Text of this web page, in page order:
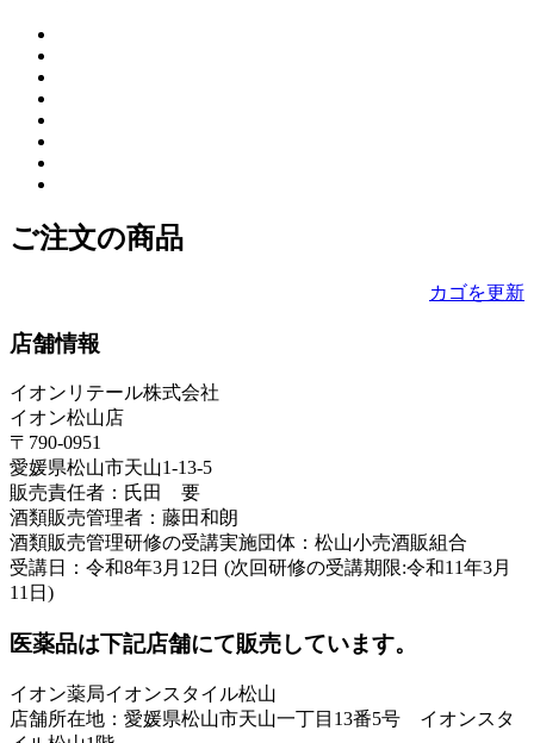
ご注文の商品
カゴを更新
店舗情報
イオンリテール株式会社
イオン松山店
〒790-0951
愛媛県松山市天山1-13-5
販売責任者：氏田 要
酒類販売管理者：藤田和朗
酒類販売管理研修の受講実施団体：松山小売酒販組合
受講日：令和8年3月12日 (次回研修の受講期限:令和11年3月
11日)
医薬品は下記店舗にて販売しています。
イオン薬局イオンスタイル松山
店舗所在地：愛媛県松山市天山一丁目13番5号 イオンスタ